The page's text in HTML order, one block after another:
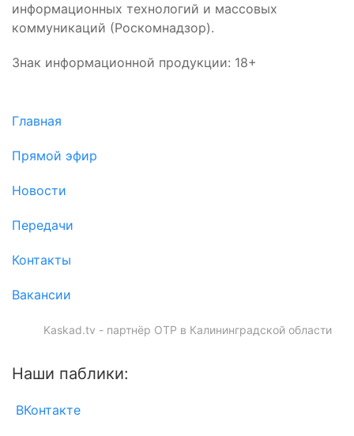
информационных технологий и массовых
коммуникаций (Роскомнадзор).
Знак информационной продукции: 18+
Главная
Прямой эфир
Новости
Передачи
Контакты
Вакансии
Kaskad.tv - партнёр ОТР в Калининградской области
Наши паблики:
ВКонтакте